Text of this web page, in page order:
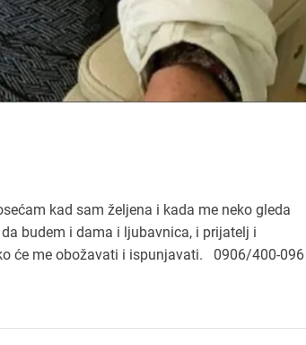
kad sam željena i kada me neko gleda
budem i dama i ljubavnica, i prijatelj i
će me obožavati i ispunjavati. 0906/400-096